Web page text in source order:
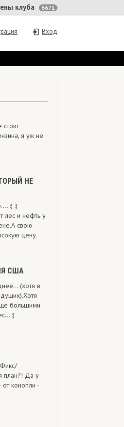
клуба 6671
Вход
я уж не
НЕ
:) :)
лес и нефть у
свою
цену.
США
(хотя в
большими
:)
план?! Да у
конопли -